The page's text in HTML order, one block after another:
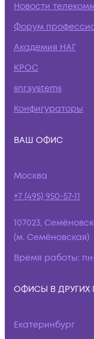
Новости
Форум
Академия НАГ
КРОС
snr.systems
Конфигураторы
ВАШ ОФИС
Москва
+7 (495) 950-57-11
107023,
(м. Семёновская)
Время работы:
ОФИСЫ В ДРУГИХ
Екатеринбург